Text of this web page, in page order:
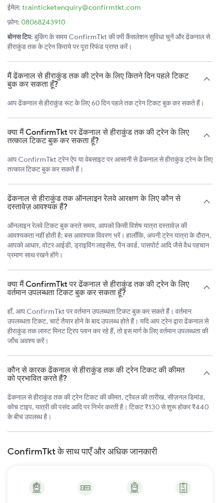
ईमेल: trainticketenquiry@confirmtkt.com
फ़ोन: 08068243910
बोनस टिप: बुकिंग के समय ConfirmTkt की फ़्री कैंसलेशन सुविधा चुनें और ढेंकनाल से
हीराकुंड तक के ट्रेन किराये पर पूरा रिफंड प्राप्त करें।
मैं ढेंकनाल से हीराकुंड तक की ट्रेन के लिए कितने दिन पहले टिकट
बुक कर सकता हूँ?
आप ढेंकनाल से हीराकुंड रूट के लिए 60 दिन पहले तक ट्रेन टिकट बुक कर सकते हैं।
क्या मैं ConfirmTkt पर ढेंकनाल से हीराकुंड तक की ट्रेन के लिए
तत्काल टिकट बुक कर सकता हूँ?
आप ConfirmTkt ट्रेन ऐप या वेबसाइट पर आसानी से ढेंकनाल से हीराकुंड ट्रेन के लिए
तत्काल टिकट बुक कर सकते हैं।
ढेंकनाल से हीराकुंड तक ऑनलाइन रेलवे आरक्षण के लिए कौन से
दस्तावेज़ आवश्यक हैं?
ऑनलाइन रेलवे टिकट बुक करते समय, आपको किसी विशेष यात्रा दस्तावेज़ की
आवश्यकता नहीं होती है; बस आवश्यक विवरण भरें। हालाँकि, अपनी ट्रेन यात्रा के दौरान,
आपको आधार, वोटर आईडी, ड्राइविंग लाइसेंस, पैन कार्ड, पासपोर्ट आदि जैसे वैध पहचान
प्रमाण साथ रखने होंगे।
क्या मैं ConfirmTkt पर ढेंकनाल से हीराकुंड तक की ट्रेन के लिए
वर्तमान उपलब्धता टिकट बुक कर सकता हूँ?
हाँ, आप ConfirmTkt पर वर्तमान उपलब्धता टिकट बुक कर सकते हैं। वर्तमान
उपलब्धता टिकट, चार्ट तैयार होने के बाद उपलब्ध होते हैं। यदि आप ट्रेन द्वारा ढेंकनाल से
हीराकुंड तक लास्ट मिनट ट्रिप प्लान कर रहे हैं, तो इस मार्ग के लिए वर्तमान उपलब्धता की
जाँच अवश्य करें।
कौन से कारक ढेंकनाल से हीराकुंड तक की ट्रेन टिकट की कीमत
को प्रभावित करते हैं?
ढेंकनाल से हीराकुंड तक की ट्रेन टिकट की कीमत, ट्रैवल की तारीख, सीज़नल डिमांड,
कोच टाइप, यात्री की पसंद आदि पर निर्भर करती है। टिकट ₹130 से शुरू होकर ₹440
के बीच उपलब्ध है।
ConfirmTkt के साथ पाएँ और अधिक जानकारी